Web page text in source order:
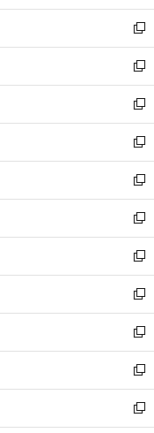
開
く
ウ
で
開
く
ン
ド
ウ
で
開
く
ウ
ィ
ン
ド
ウ
で
開
く
新
し
い
ウ
ィ
ン
ド
ウ
で
開
く
新
し
い
ウ
ィ
ン
ド
ウ
で
開
く
新
し
い
ウ
ィ
ン
ド
ウ
で
開
く
新
し
い
ウ
ィ
ン
ド
ウ
で
開
く
新
し
い
ウ
ィ
ン
ド
ウ
で
開
く
新
し
い
ウ
ィ
ン
ド
ウ
で
開
く
新
し
い
ウ
ィ
ン
ド
ウ
で
開
新
し
い
ウ
ィ
ン
ド
ウ
新
し
い
ウ
ィ
ン
新
し
い
ウ
新